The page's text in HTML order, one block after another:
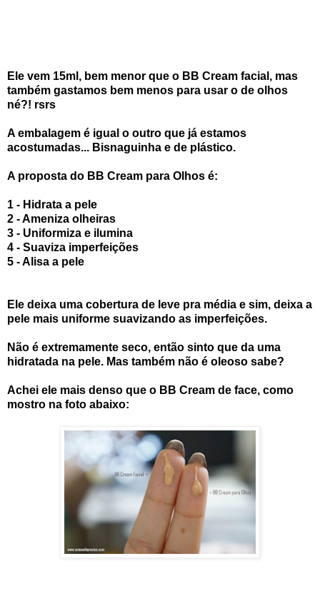
Ele vem 15ml, bem menor que o BB Cream facial, mas
também gastamos bem menos para usar o de olhos
né?! rsrs
A embalagem é igual o outro que já estamos
acostumadas... Bisnaguinha e de plástico.
A proposta do BB Cream para Olhos é:
1 - Hidrata a pele
2 - Ameniza olheiras
3 - Uniformiza e ilumina
4 - Suaviza imperfeições
5 - Alisa a pele
Ele deixa uma cobertura de leve pra média e sim, deixa a
pele mais uniforme suavizando as imperfeições.
Não é extremamente seco, então sinto que da uma
hidratada na pele. Mas também não é oleoso sabe?
Achei ele mais denso que o BB Cream de face, como
mostro na foto abaixo: